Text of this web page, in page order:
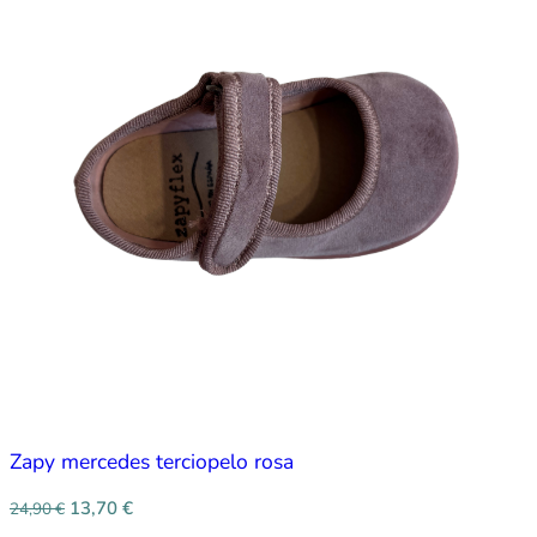
Zapy mercedes terciopelo rosa
24,90€ 13,70 €